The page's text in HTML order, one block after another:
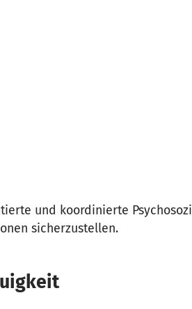
und koordinierte
sicherzustellen.